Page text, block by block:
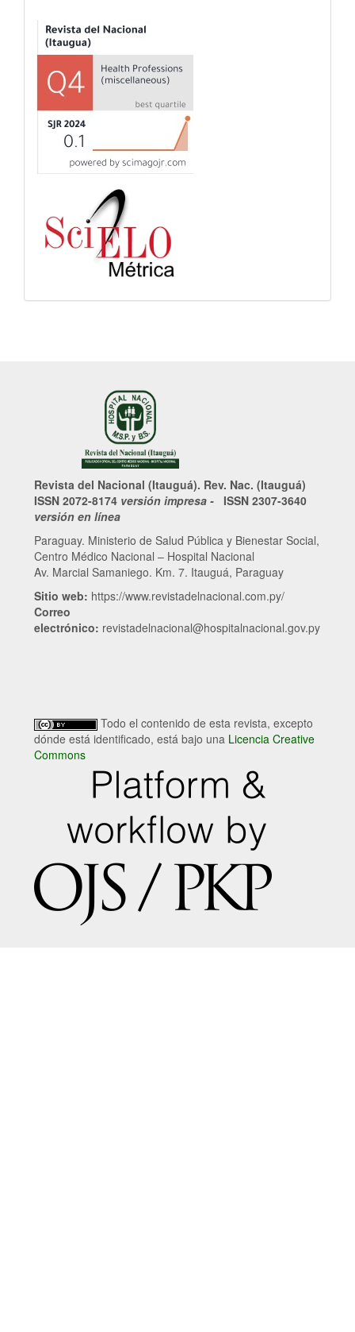
Revista del Nacional (Itauguá). Rev. Nac. (Itauguá)
ISSN 2072-8174 versión impresa - ISSN 2307-3640
versión en línea
Paraguay. Ministerio de Salud Pública y Bienestar Social,
Centro Médico Nacional – Hospital Nacional
Av. Marcial Samaniego. Km. 7. Itauguá, Paraguay
Sitio web: https://www.revistadelnacional.com.py/
Correo
electrónico: revistadelnacional@hospitalnacional.gov.py
Todo el contenido de esta revista, excepto
dónde está identificado, está bajo una Licencia Creative
Commons